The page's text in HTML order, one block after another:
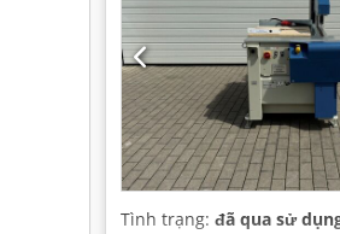
Tình trạng: đã qua sử